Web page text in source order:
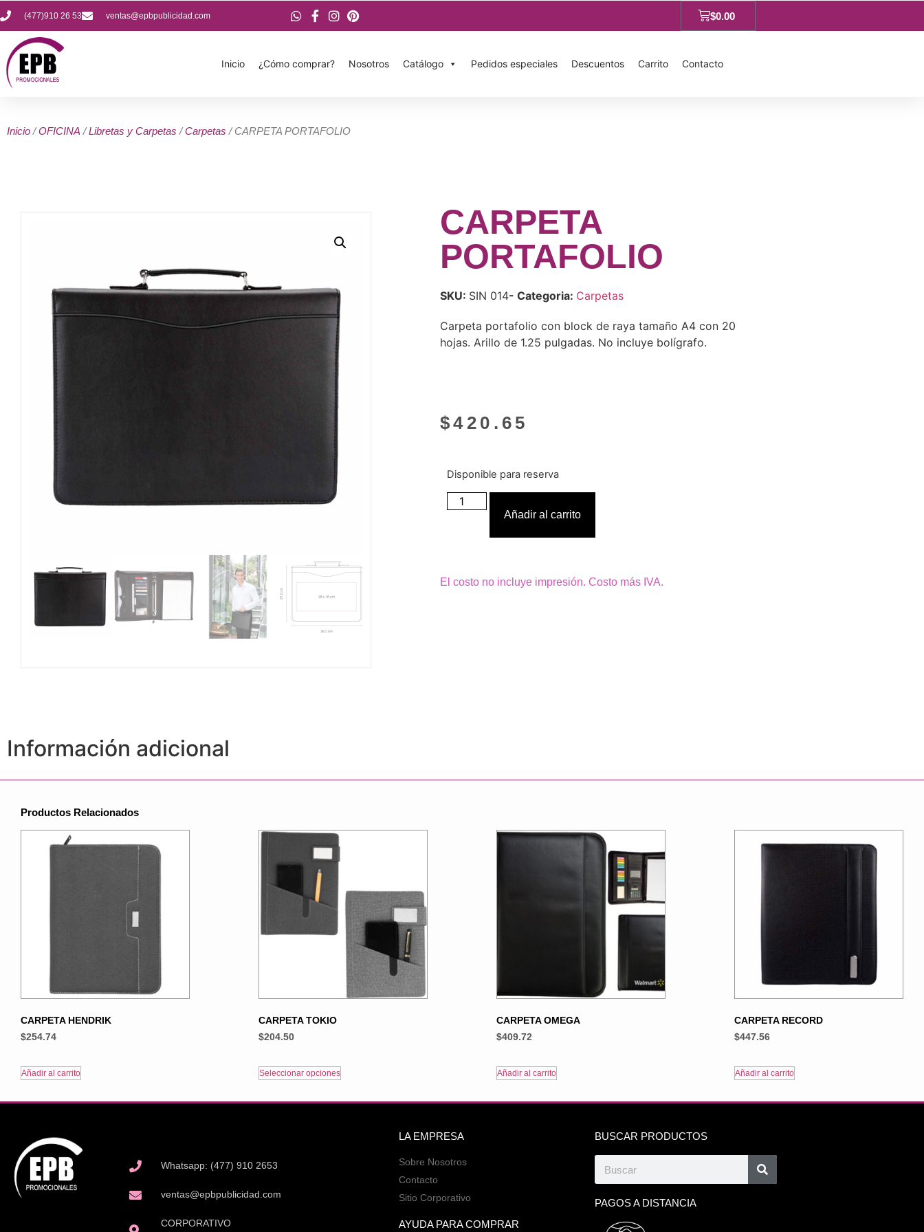
(477)910 26 53 ventas@epbpublicidad.com $0.00
Inicio ¿Cómo comprar? Nosotros Catálogo Pedidos especiales Descuentos Carrito Contacto
Inicio /OFICINA /Libretas y Carpetas /Carpetas / CARPETA PORTAFOLIO
CARPETA
PORTAFOLIO
SKU: SIN 014- Categoria: Carpetas
Carpeta portafolio con block de raya tamaño A4 con 20
hojas. Arillo de 1.25 pulgadas. No incluye bolígrafo.
$420.65
Disponible para reserva
Añadir al carrito
El costo no incluye impresión. Costo más IVA.
Información adicional
Productos Relacionados
CARPETA HENDRIK
$254.74
Añadir al carrito
CARPETA TOKIO
$204.50
Seleccionar opciones
CARPETA OMEGA
$409.72
Añadir al carrito
CARPETA RECORD
$447.56
Añadir al carrito
Whatsapp: (477) 910 2653
ventas@epbpublicidad.com
CORPORATIVO
LA EMPRESA
Sobre Nosotros
Contacto
Sitio Corporativo
AYUDA PARA COMPRAR
BUSCAR PRODUCTOS
PAGOS A DISTANCIA